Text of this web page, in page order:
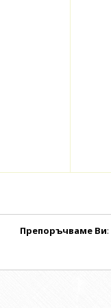
Препоръчваме Ви: